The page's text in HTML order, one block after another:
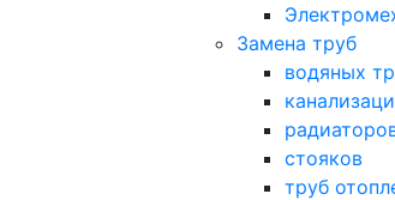
Замена труб
водяных
стояков
труб